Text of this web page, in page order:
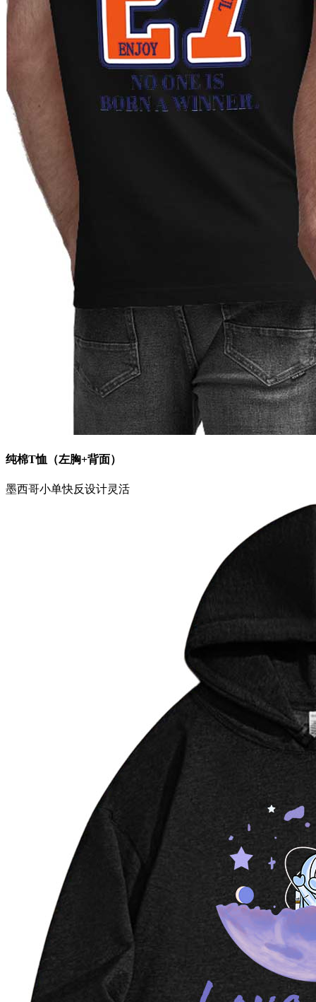
纯棉T恤（左胸+背面）
墨西哥小单快反设计灵活